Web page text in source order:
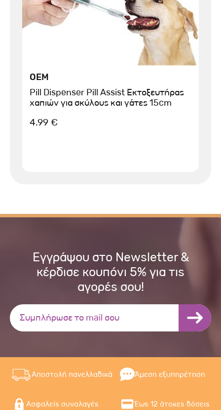
OEM
Pill Dispenser Pill Assist Εκτοξευτήρας
χαπιών για σκύλους και γάτες 15cm
4.99 €
Εγγράψου στο Newsletter &
κέρδισε κουπόνι 5% για τις
αγορές σου!
Αποστολή πανελλαδικά Άμεση εξυπηρέτηση
Ασφαλείς συναλαγές Έως 12 άτοκες δόσεις